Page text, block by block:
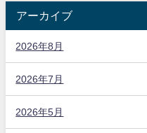
アーカイブ
2026年8月
2026年7月
2026年5月